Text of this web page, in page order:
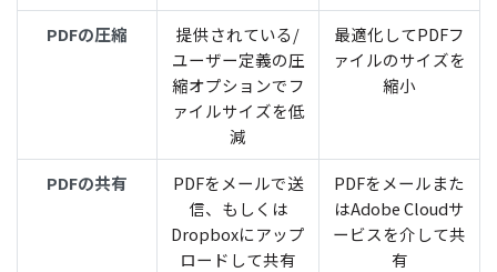
PDFの圧縮
提供されている/
ユーザー定義の圧
縮オプションでフ
ァイルサイズを低
減
最適化してPDFフ
ァイルのサイズを
縮小
PDFの共有
PDFをメールで送
信、もしくは
Dropboxにアップ
ロードして共有
PDFをメールまた
はAdobe Cloudサ
ービスを介して共
有